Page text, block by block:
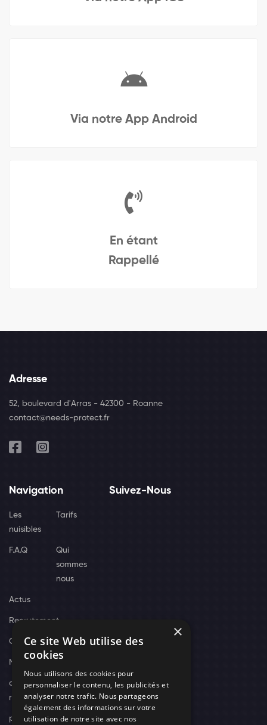
Via notre App Android
En étant
Rappellé
Adresse
52, boulevard d'Arras - 42300 - Roanne
contact@needs-protect.fr
Navigation
Les
nuisibles
Tarifs
F.A.Q
Qui
sommes
nous
Actus
Recrutement
Contact
Nos techniciens
campagne-
recrutement
politique de
Suivez-Nous
×
Ce site Web utilise des
cookies
Nous utilisons des cookies pour
personnaliser le contenu, les publicités et
analyser notre trafic. Nous partageons
également des informations sur votre
utilisation de notre site avec nos